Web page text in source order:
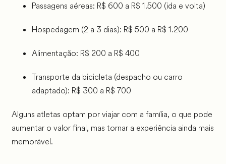
Passagens aéreas: R$ 600 a R$ 1.500 (ida e volta)
Hospedagem (2 a 3 dias): R$ 500 a R$ 1.200
Alimentação: R$ 200 a R$ 400
Transporte da bicicleta (despacho ou carro
adaptado): R$ 300 a R$ 700
Alguns atletas optam por viajar com a família, o que pode
aumentar o valor final, mas tornar a experiência ainda mais
memorável.